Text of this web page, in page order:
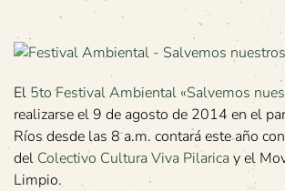
El 5to Festival Ambiental «Salvemos
realizarse el 9 de agosto de 2014 en el
Ríos desde las 8 a.m. contará este año
del Colectivo Cultura Viva Pilarica y el
Limpio.